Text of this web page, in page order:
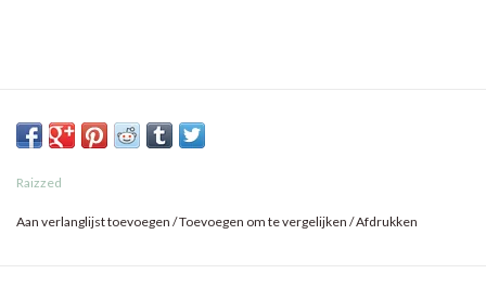
Raizzed
Aan verlanglijst toevoegen /Toevoegen om te vergelijken /Afdrukken